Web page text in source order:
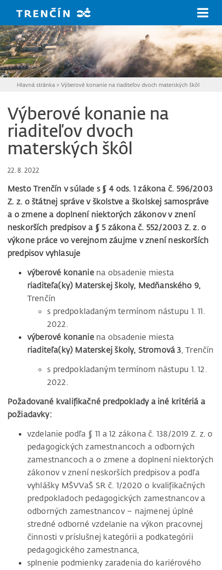
Hlavná stránka > Výberové konanie na riaditeľov dvoch materských škôl
Výberové konanie na
riaditeľov dvoch
materských škôl
22. 8. 2022
Mesto Trenčín v súlade s § 4 ods. 1 zákona č. 596/2003
Z. z. o štátnej správe v školstve a školskej samospráve
a o zmene a doplnení niektorých zákonov v znení
neskorších predpisov a § 5 zákona č. 552/2003 Z. z. o
výkone práce vo verejnom záujme v znení neskorších
predpisov vyhlasuje
výberové konaniena obsadenie miesta
riaditeľa(ky) Materskej školy, Medňanského 9,
Trenčín
s predpokladaným termínom nástupu 1. 11.
2022.
výberové konaniena obsadenie miesta
riaditeľa(ky) Materskej školy, Stromová 3, Trenčín
s predpokladaným termínom nástupu 1. 12.
2022.
Požadované kvalifikačné predpoklady a iné kritériá a
požiadavky:
vzdelanie podľa § 11 a 12 zákona č. 138/2019 Z. z. o
pedagogických zamestnancoch a odborných
zamestnancoch a o zmene a doplnení niektorých
zákonov v znení neskorších predpisov a podľa
vyhlášky MŠVVaŠ SR č. 1/2020 o kvalifikačných
predpokladoch pedagogických zamestnancov a
odborných zamestnancov – najmenej úplné
stredné odborné vzdelanie na výkon pracovnej
činnosti v príslušnej kategórii a podkategórii
pedagogického zamestnanca,
splnenie podmienky zaradenia do kariérového